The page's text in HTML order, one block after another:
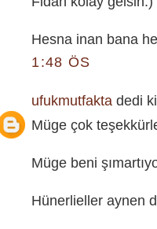
Hesna inan bana
1:48 ÖS
ufukmutfakta dedi
Müge çok
Müge beni
Hünerlieller aynen